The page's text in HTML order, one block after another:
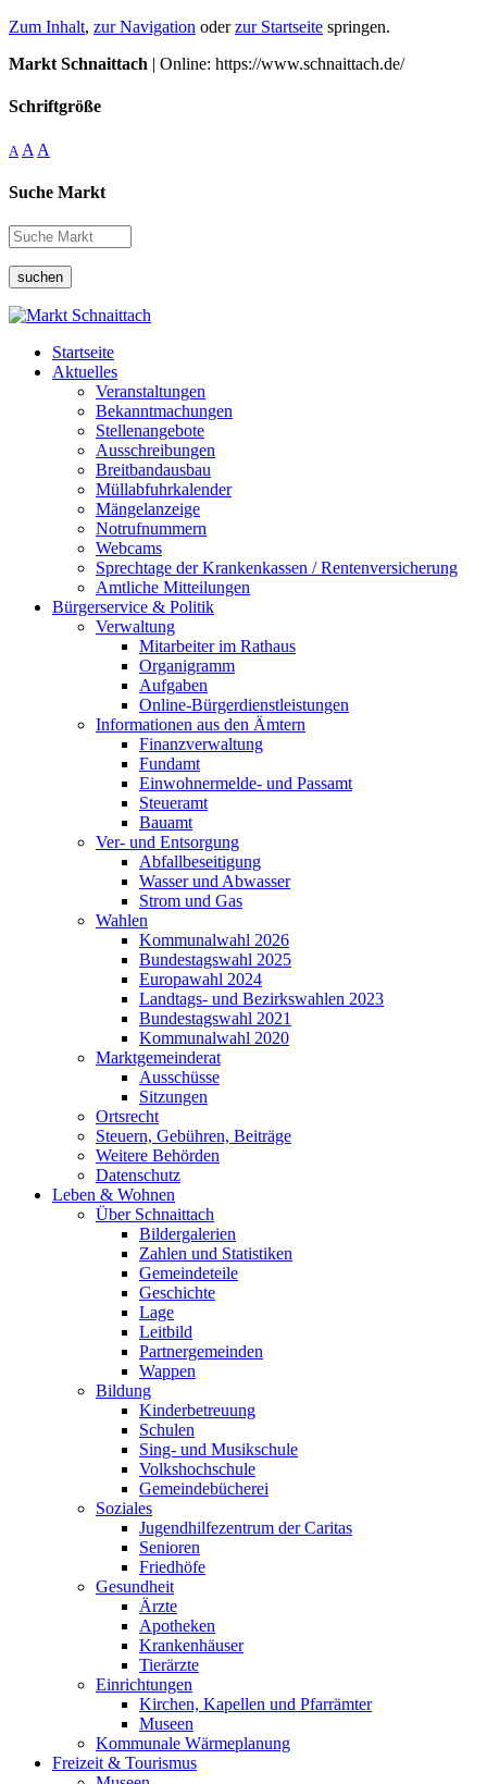
Zum Inhalt, zur Navigation oderzur Startseite springen.
Markt Schnaittach | Online: https://www.schnaittach.de/
Schriftgröße
A A A
Suche Markt
suchen
Startseite
Aktuelles
Veranstaltungen
Bekanntmachungen
Stellenangebote
Ausschreibungen
Breitbandausbau
Müllabfuhrkalender
Mängelanzeige
Notrufnummern
Webcams
Sprechtage der Krankenkassen / Rentenversicherung
Amtliche Mitteilungen
Bürgerservice & Politik
Verwaltung
Mitarbeiter im Rathaus
Organigramm
Aufgaben
Online-Bürgerdienstleistungen
Informationen aus den Ämtern
Finanzverwaltung
Fundamt
Einwohnermelde- und Passamt
Steueramt
Bauamt
Ver- und Entsorgung
Abfallbeseitigung
Wasser und Abwasser
Strom und Gas
Wahlen
Kommunalwahl 2026
Bundestagswahl 2025
Europawahl 2024
Landtags- und Bezirkswahlen 2023
Bundestagswahl 2021
Kommunalwahl 2020
Marktgemeinderat
Ausschüsse
Sitzungen
Ortsrecht
Steuern, Gebühren, Beiträge
Weitere Behörden
Datenschutz
Leben & Wohnen
Über Schnaittach
Bildergalerien
Zahlen und Statistiken
Gemeindeteile
Geschichte
Lage
Leitbild
Partnergemeinden
Wappen
Bildung
Kinderbetreuung
Schulen
Sing- und Musikschule
Volkshochschule
Gemeindebücherei
Soziales
Jugendhilfezentrum der Caritas
Senioren
Friedhöfe
Gesundheit
Ärzte
Apotheken
Krankenhäuser
Tierärzte
Einrichtungen
Kirchen, Kapellen und Pfarrämter
Museen
Kommunale Wärmeplanung
Freizeit & Tourismus